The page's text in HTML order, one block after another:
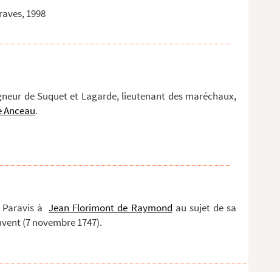
1998
de Suquet et Lagarde, lieutenant des maréchaux,
Anceau.
à Jean Florimont de Raymond au sujet de sa
(7 novembre 1747).